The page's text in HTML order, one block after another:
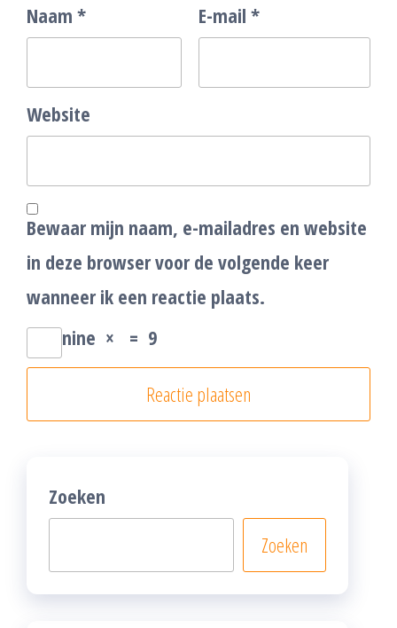
Naam * E-mail *
Website
Bewaar mijn naam, e-mailadres en website
in deze browser voor de volgende keer
wanneer ik een reactie plaats.
nine × = 9
Zoeken
Zoeken